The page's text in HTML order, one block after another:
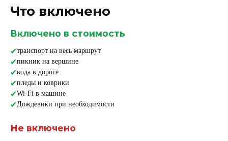
Что включено
Включено в стоимость
транспорт на весь маршрут
пикник на вершине
вода в дороге
пледы и коврики
Wi-Fi в машине
Дождевики при необходимости
Не включено